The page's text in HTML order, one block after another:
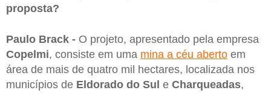
proposta?
Paulo Brack - O projeto, apresentado pela empresa
Copelmi, consiste em uma mina a céu aberto em
área de mais de quatro mil hectares, localizada nos
municípios de Eldorado do Sul e Charqueadas,